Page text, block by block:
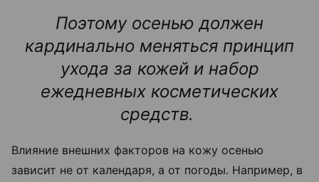
Поэтому осенью должен
кардинально меняться принцип
ухода за кожей и набор
ежедневных косметических
средств.
Влияние внешних факторов на кожу осенью
зависит не от календаря, а от погоды. Например, в